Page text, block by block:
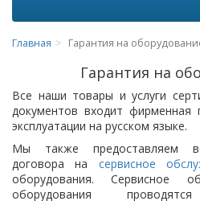
Главная Гарантия на
Гарантия на
Все наши товары и услуги
документов входит фирменная
эксплуатации на русском языке.
Мы также предоставляем
договора на сервисное
оборудования. Сервисное
оборудования